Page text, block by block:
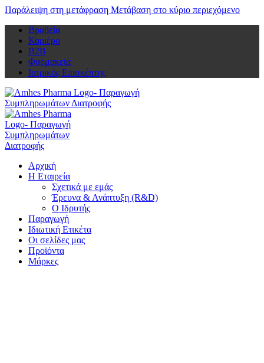
Παράλειψη στη μετάφραση Μετάβαση στο κύριο περιεχόμενο
Βραβεία
Καριέρα
Β2Β
Φαρμακεία
Ιατρικός Επισκέπτης
Αρχική
Η Εταιρεία
Σχετικά με εμάς
Έρευνα & Ανάπτυξη (R&D)
Ο Ιδρυτής
Παραγωγή
Ιδιωτική Ετικέτα
Οι σελίδες μας
Προϊόντα
Μάρκες